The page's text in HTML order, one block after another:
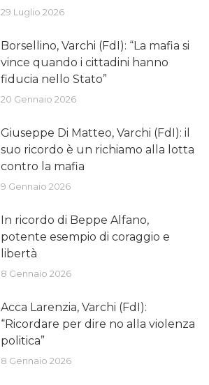
29 Luglio 2026
Borsellino, Varchi (FdI): “La mafia si
vince quando i cittadini hanno
fiducia nello Stato”
20 Gennaio 2026
Giuseppe Di Matteo, Varchi (FdI): il
suo ricordo è un richiamo alla lotta
contro la mafia
9 Gennaio 2026
In ricordo di Beppe Alfano,
potente esempio di coraggio e
libertà
8 Gennaio 2026
Acca Larenzia, Varchi (FdI):
“Ricordare per dire no alla violenza
politica”
8 Gennaio 2026